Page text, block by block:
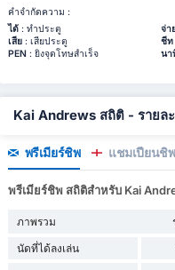
คำจำกัดความ :
ได้: ทำประตู จ่า
เสีย: เสียประตู ชีท
PEN: ยิงจุดโทษสำเร็จ นา
Kai Andrews สถิติ - รายล
พรีเมียร์ชิพ แชมเปี้ยนชิพ
พรีเมียร์ชิพ สถิติสำหรับ Kai
ภาพรวม
นัดที่ได้ลงเล่น